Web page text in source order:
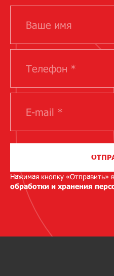
Нажимая кнопку «Отправить»
обработки и хранения